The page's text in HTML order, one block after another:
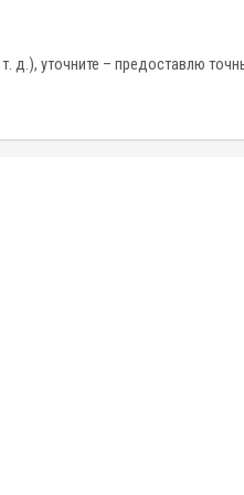
д.), уточните – предоставлю